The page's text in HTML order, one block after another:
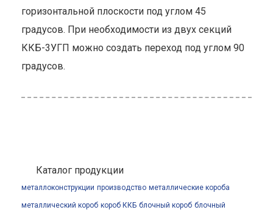
горизонтальной плоскости под углом 45
градусов. При необходимости из двух секций
ККБ-3УГП можно создать переход под углом 90
градусов.
Каталог продукции
металлоконструкции производство металлические короба
металлический короб короб ККБ блочный короб блочный